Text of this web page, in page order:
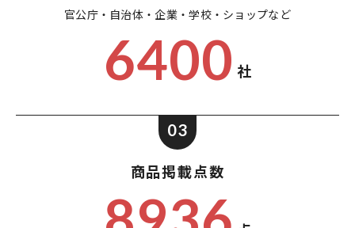
官公庁・自治体・企業・学校・ショップなど
6400 社
03
商品掲載点数